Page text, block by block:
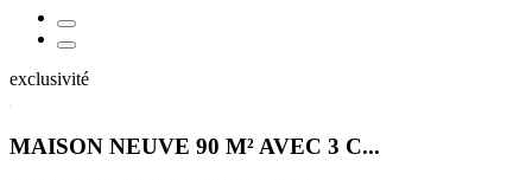
exclusivité
MAISON NEUVE 90 M² AVEC 3 C...